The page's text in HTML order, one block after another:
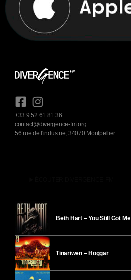
+33 9 52 61 81 36
contact@divergence-fm.org
56 rue de l'industrie, 34070 Montpellier
Beth Hart – You Still Got Me
Tinariwen – Hoggar